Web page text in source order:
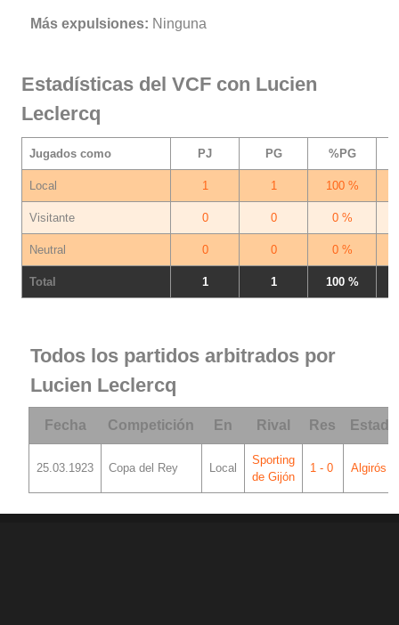
Más expulsiones: Ninguna
Estadísticas del VCF con Lucien
Leclercq
Jugados como PJ PG %PG
Local 1 1 100 %
Visitante 0 0 0 %
Neutral 0 0 0 %
Total 1 1 100 %
Todos los partidos arbitrados por
Lucien Leclercq
Fecha Competición En Rival Res
25.03.1923 Copa del Rey Local
Sporting
de Gijón
1 - 0 Algirós